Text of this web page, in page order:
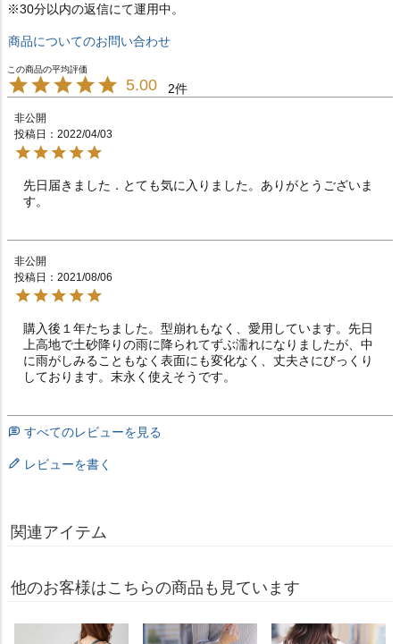
※30分以内の返信にて運用中。
商品についてのお問い合わせ
5.00 2
非公開
投稿日
2022/04/03
先日届きました．とても気に入りました。ありがとうございま
す。
非公開
投稿日
2021/08/06
購入後１年たちました。型崩れもなく、愛用しています。先日
上高地で土砂降りの雨に降られてずぶ濡れになりましたが、中
に雨がしみることもなく表面にも変化なく、丈夫さにびっくり
しております。末永く使えそうです。
すべてのレビューを見る
レビューを書く
関連アイテム
他のお客様はこちらの商品も見ています